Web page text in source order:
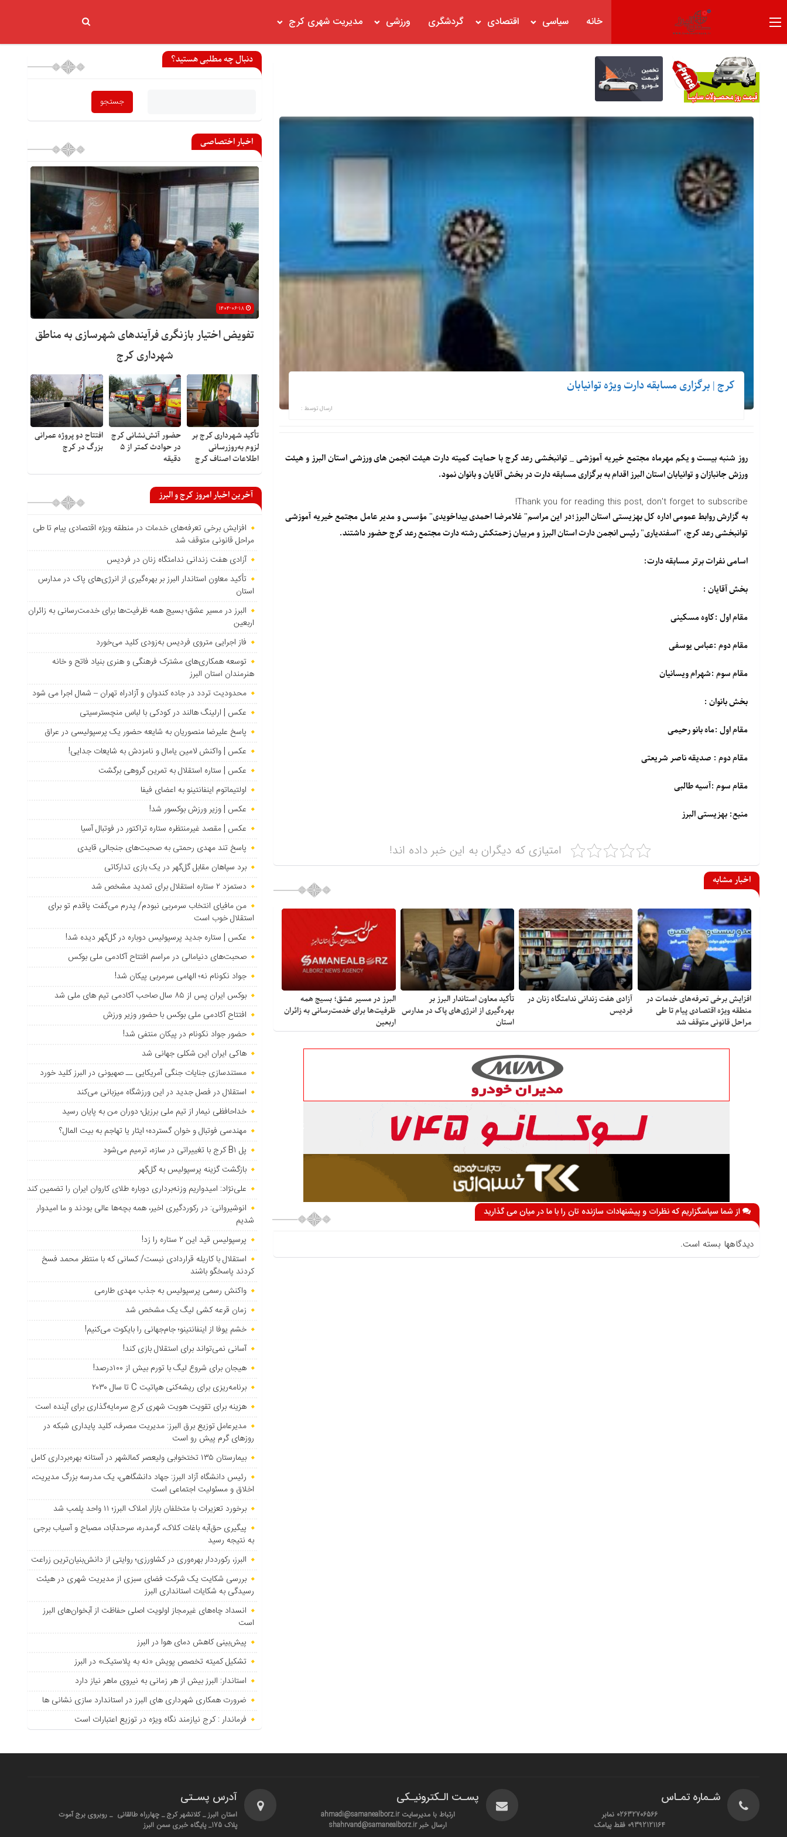
خانه سیاسی اقتصادی گردشگری ورزشی مدیریت شهری کرج
کرج | برگزاری مسابقه دارت ویژه توانیابان
ارسال توسط :
روز شنبه بیست و یکم مهرماه مجتمع خیریه آموزشی _ توانبخشی رعد کرج با حمایت کمیته دارت هیئت انجمن های ورزشی استان البرز و هیئت
ورزش جانبازان و توانیابان استان البرز اقدام به برگزاری مسابقه دارت در بخش آقایان و بانوان نمود.
Thank you for reading this post, don't forget to subscribe!
به گزارش روابط عمومی اداره کل بهزیستی استان البرز؛در این مراسم" غلامرضا احمدی بیداخویدی" مؤسس و مدیر عامل مجتمع خیریه آموزشی
توانبخشی رعد کرج، "اسفندیاری" رئیس انجمن دارت استان البرز و مربیان زحمتکش رشته دارت مجتمع رعد کرج حضور داشتند.
اسامی نفرات برتر مسابقه دارت:
بخش آقایان :
مقام اول :کاوه مسکینی
مقام دوم :عباس یوسفی
مقام سوم :شهرام ویسانیان
بخش بانوان :
مقام اول :ماه بانو رحیمی
مقام دوم : صدیقه ناصر شریعتی
مقام سوم :آسیه طالبی
منبع: بهزیستی البرز
امتیازی که دیگران به این خبر داده اند!
اخبار مشابه
افزایش برخی تعرفه‌های خدمات در
منطقه ویژه اقتصادی پیام تا طی
مراحل قانونی متوقف شد
آزادی هفت زندانی ندامتگاه زنان در
فردیس
تأکید معاون استاندار البرز بر
بهره‌گیری از انرژی‌های پاک در مدارس
استان
البرز در مسیر عشق؛ بسیج همه
ظرفیت‌ها برای خدمت‌رسانی به زائران
اربعین
از شما سپاسگزاریم که نظرات و پیشنهادات سازنده تان را با ما در میان می گذارید
دیدگاهها بسته است.
دنبال چه مطلبی هستید؟
اخبار اختصاصی
تفویض اختیار بازنگری فرآیندهای شهرسازی به مناطق
شهرداری کرج
تأکید شهرداری کرج بر
لزوم به‌روزرسانی
اطلاعات اصناف کرج
حضور آتش‌نشانی کرج
در حوادث کمتر از ۵
دقیقه
افتتاح دو پروژه عمرانی
بزرگ در کرج
آخرین اخبار امروز کرج و البرز
افزایش برخی تعرفه‌های خدمات در منطقه ویژه اقتصادی پیام تا طی
مراحل قانونی متوقف شد
آزادی هفت زندانی ندامتگاه زنان در فردیس
تأکید معاون استاندار البرز بر بهره‌گیری از انرژی‌های پاک در مدارس
استان
البرز در مسیر عشق؛ بسیج همه ظرفیت‌ها برای خدمت‌رسانی به زائران
اربعین
فاز اجرایی متروی فردیس به‌زودی کلید می‌خورد
توسعه همکاری‌های مشترک فرهنگی و هنری بنیاد فاتح و خانه
هنرمندان استان البرز
محدودیت تردد در جاده کندوان و آزادراه تهران – شمال اجرا می شود
عکس | ارلینگ هالند در کودکی با لباس منچسترسیتی
پاسخ علیرضا منصوریان به شایعه حضور یک پرسپولیسی در عراق
عکس | واکنش لامین یامال و نامزدش به شایعات جدایی!
عکس | ستاره استقلال به تمرین گروهی برگشت
اولتیماتوم اینفانتینو به اعضای فیفا
عکس | وزیر ورزش بوکسور شد!
عکس | مقصد غیرمنتظره ستاره تراکتور در فوتبال آسیا
پاسخ تند مهدی رحمتی به صحبت‌های جنجالی قایدی
برد سپاهان مقابل گل‌گهر در یک بازی تدارکاتی
دستمزد ۲ ستاره استقلال برای تمدید مشخص شد
من مافیای انتخاب سرمربی نبودم/ پدرم می‌گفت پاقدم تو برای
استقلال خوب است
عکس | ستاره جدید پرسپولیس دوباره در گل‌گهر دیده شد!
صحبت‌های دنیامالی در مراسم افتتاح آکادمی ملی بوکس
جواد نکونام نه؛ الهامی سرمربی پیکان شد!
بوکس ایران پس از ۸۵ سال صاحب آکادمی تیم های ملی شد
افتتاح آکادمی ملی بوکس با حضور وزیر ورزش
حضور جواد نکونام در پیکان منتفی شد!
هاکی ایران این شکلی جهانی شد
مستندسازی جنایات جنگی آمریکایی ــ صهیونی در البرز کلید خورد
استقلال در فصل جدید در این ورزشگاه میزبانی می‌کند
خداحافظی نیمار از تیم ملی برزیل؛ دوران من به پایان رسید
مهندسی فوتبال و خوان گسترده؛ ایثار یا تهاجم به بیت المال؟
پل B۱ کرج با تغییراتی در سازه، ترمیم می‌شود
بازگشت گزینه پرسپولیس به ‌گل‌گهر
علی‌نژاد: امیدواریم وزنه‌برداری دوباره طلای کاروان ایران را تضمین کند
انوشیروانی: در رکوردگیری اخیر، همه بچه‌ها عالی بودند و ما امیدوار
شدیم
پرسپولیس قید این ۲ ستاره را زد!
استقلال با کاریله قراردادی نبست/ کسانی که با منتظر محمد فسخ
کردند پاسخگو باشند
واکنش رسمی پرسپولیس به جذب مهدی طارمی
زمان قرعه کشی لیگ یک مشخص شد
خشم یوفا از اینفانتینو؛ جام‌جهانی را بایکوت می‌کنیم!
آسانی نمی‌تواند برای استقلال بازی کند!
هیجان برای شروع لیگ با تورم بیش از ۱۰۰درصد!
برنامه‌ریزی برای ریشه‌کنی هپاتیت C تا سال ۲۰۳۰
هزینه برای تقویت هویت شهری کرج سرمایه‌گذاری برای آینده است
مدیرعامل توزیع برق البرز: مدیریت مصرف، کلید پایداری شبکه در
روزهای گرم پیش رو است
بیمارستان ۱۳۵ تختخوابی ولیعصر کمالشهر در آستانه بهره‌برداری کامل
رئیس دانشگاه آزاد البرز: جهاد دانشگاهی، یک مدرسه بزرگ مدیریت،
اخلاق و مسئولیت اجتماعی است
برخورد تعزیرات با متخلفان بازار املاک البرز؛ ۱۱ واحد پلمب شد
پیگیری حق‌آبه باغات کلاک، گرمدره، سرحدآباد، مصباح و آسیاب برجی
به نتیجه رسید
البرز، رکورددار بهره‌وری در کشاورزی؛ روایتی از دانش‌بنیان‌ترین زراعت
بررسی شکایت یک شرکت فضای سبزی از مدیریت شهری در هیئت
رسیدگی به شکایات استانداری البرز
انسداد چاه‌های غیرمجاز اولویت اصلی حفاظت از آبخوان‌های البرز
است
پیش‌بینی کاهش دمای هوا در البرز
تشکیل کمیته تخصص پویش «نه به پلاستیک» در البرز
استاندار: البرز بیش از هر زمانی به نیروی ماهر نیاز دارد
ضرورت همکاری شهرداری های البرز در استاندارد سازی نشانی ها
فرماندار : کرج نیازمند نگاه ویژه در توزیع اعتبارات است
شـماره تمـاس
02632706566 نمابر
09392121164 فقط پیامک
پسـت الـکترونیـکی
ارتباط با مدیرسایت ahmadi@samanealborz.ir
ارسال خبر shahrvand@samanealborz.ir
آدرس پسـتی
استان البرز _ کلانشهر کرج _ چهارراه طالقانی _ روبروی برج آموت
پلاک 175_ پایگاه خبری سمن البرز